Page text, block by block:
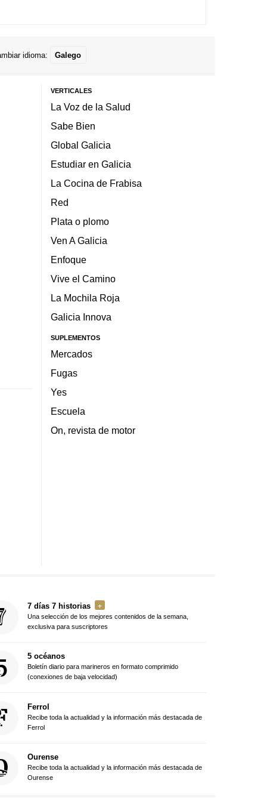
idioma: Galego
VERTICALES
La Voz de la Salud
Sabe Bien
Global Galicia
Estudiar en Galicia
La Cocina de Frabisa
Red
Plata o plomo
Ven A Galicia
Enfoque
Vive el Camino
La Mochila Roja
Galicia Innova
SUPLEMENTOS
Mercados
Fugas
Yes
Escuela
On, revista de motor
7 días 7 historias
Una selección de los mejores contenidos de la semana,
exclusiva para suscriptores
5 océanos
Boletín diario para marineros en formato comprimido
(conexiones de baja velocidad)
Ferrol
Recibe toda la actualidad y la información más destacada de
Ferrol
Ourense
Recibe toda la actualidad y la información más destacada de
Ourense